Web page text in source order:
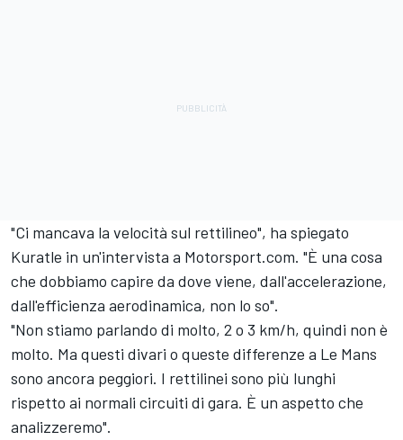
"Ci mancava la velocità sul rettilineo", ha spiegato
Kuratle in un'intervista a Motorsport.com. "È una cosa
che dobbiamo capire da dove viene, dall'accelerazione,
dall'efficienza aerodinamica, non lo so".
"Non stiamo parlando di molto, 2 o 3 km/h, quindi non è
molto. Ma questi divari o queste differenze a Le Mans
sono ancora peggiori. I rettilinei sono più lunghi
rispetto ai normali circuiti di gara. È un aspetto che
analizzeremo".